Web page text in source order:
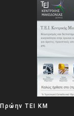
Πρώην ΤΕΙ ΚΜ